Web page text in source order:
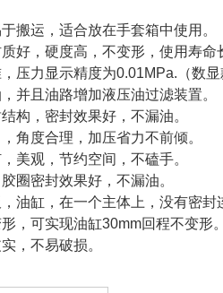
搬运，适合放在手套箱中使用。
好，硬度高，不变形，使用寿命
压力显示精度为0.01MPa.（数
并且油路增加液压油过滤装置。
构，密封效果好，不漏油。
角度合理，加压省力不前倾。
美观，节约空间，不磕手。
圈密封效果好，不漏油。
油缸，在一个主体上，没有密封
，可实现油缸30mm回程不变形
，不易破损。